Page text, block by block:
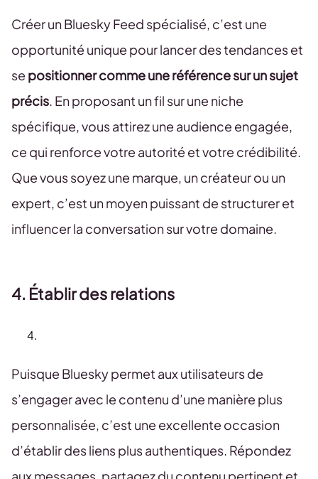
Créer un Bluesky Feed spécialisé, c’est une
opportunité unique pour lancer des tendances et
se positionner comme une référence sur un sujet
précis. En proposant un fil sur une niche
spécifique, vous attirez une audience engagée,
ce qui renforce votre autorité et votre crédibilité.
Que vous soyez une marque, un créateur ou un
expert, c’est un moyen puissant de structurer et
influencer la conversation sur votre domaine.
4. Établir des relations
Puisque Bluesky permet aux utilisateurs de
s’engager avec le contenu d’une manière plus
personnalisée, c’est une excellente occasion
d’établir des liens plus authentiques. Répondez